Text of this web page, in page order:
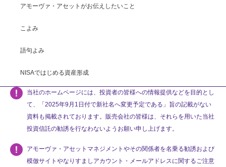
アモーヴァ・アセットがお伝えしたいこと
こよみ
語句よみ
NISAではじめる資産形成
当社のホームページには、投資者の皆様への情報提供などを目的とし
て、「2025年9月1日付で新社名へ変更予定である」旨の記載がない
資料も掲載されております。販売会社の皆様は、それらを用いた当社
投資信託の勧誘を行なわないようお願い申し上げます。
アモーヴァ・アセットマネジメントやその関係者を名乗る勧誘および
模倣サイトやなりすましアカウント・メールアドレスに関するご注意